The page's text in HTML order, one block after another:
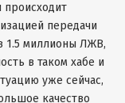
происходит
передачи
1.5 миллионы ЛЖВ,
в таком хабе и
уже сейчас,
качество